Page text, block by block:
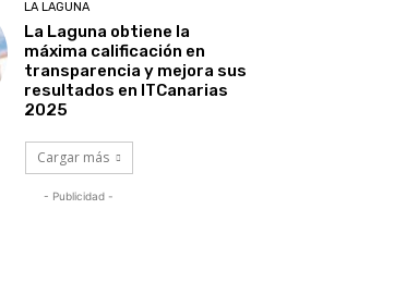
LA LAGUNA
La Laguna obtiene la
máxima calificación en
transparencia y mejora sus
resultados en ITCanarias
2025
Cargar más
- Publicidad -